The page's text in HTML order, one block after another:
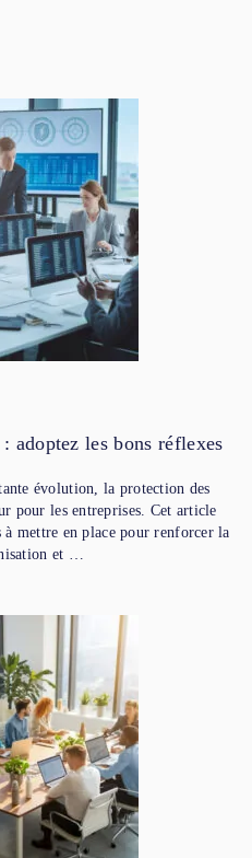
adoptez les bons réflexes
évolution, la protection des
pour les entreprises. Cet article
à mettre en place pour renforcer la
et …